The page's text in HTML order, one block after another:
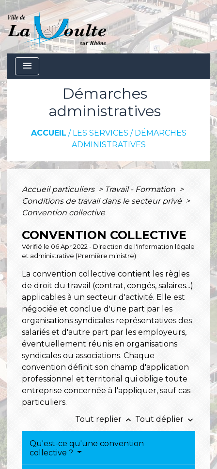
menu
Démarches
administratives
ACCUEIL / LES SERVICES / DÉMARCHES
ADMINISTRATIVES
Accueil particuliers > Travail - Formation >
Conditions de travail dans le secteur privé >
Convention collective
CONVENTION COLLECTIVE
Vérifié le 06 Apr 2022 - Direction de l'information légale
et administrative (Première ministre)
La convention collective contient les règles
de droit du travail (contrat, congés, salaires...)
applicables à un secteur d'activité. Elle est
négociée et conclue d'une part par les
organisations syndicales représentatives des
salariés et d'autre part par les employeurs,
éventuellement réunis en organisations
syndicales ou associations. Chaque
convention définit son champ d'application
professionnel et territorial qui oblige toute
entreprise concernée à l'appliquer, sauf cas
particuliers.
Tout replier keyboard_arrow_up Tout déplier keyboard_arrow_down
Qu'est-ce qu'une convention
collective ?